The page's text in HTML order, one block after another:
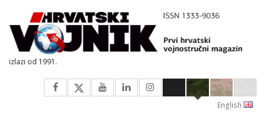
izlazi od 1991.
English